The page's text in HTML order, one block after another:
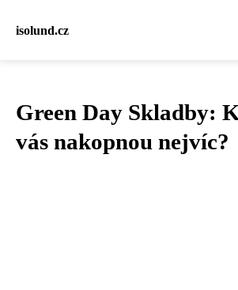
isolund.cz
Green Day Skladby:
vás nakopnou nejvíc?